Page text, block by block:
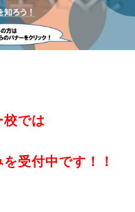
校では
受付中です！！